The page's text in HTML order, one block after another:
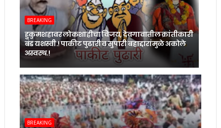
BREAKING
हुकुमशहावर लोकशाहीचा विजय, देवगावातील क्रांतीकारी
बंड यशस्वी.! पाकीट पुढारी व सुपारी बहाद्दारांमुळे अकोले
अस्वस्थ.!
BREAKING